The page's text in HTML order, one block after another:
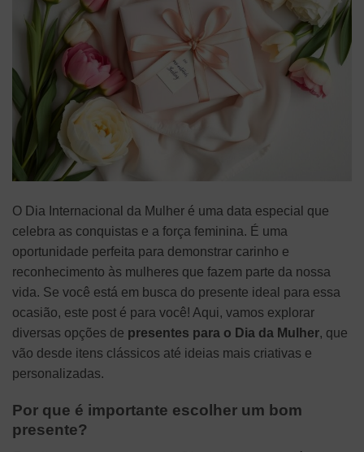
O Dia Internacional da Mulher é uma data especial que
celebra as conquistas e a força feminina. É uma
oportunidade perfeita para demonstrar carinho e
reconhecimento às mulheres que fazem parte da nossa
vida. Se você está em busca do presente ideal para essa
ocasião, este post é para você! Aqui, vamos explorar
diversas opções de presentes para o Dia da Mulher, que
vão desde itens clássicos até ideias mais criativas e
personalizadas.
Por que é importante escolher um bom
presente?